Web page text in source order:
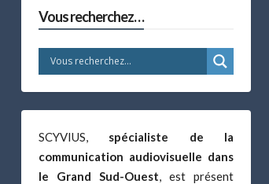
Vous recherchez…
SCYVIUS, spécialiste de la
communication audiovisuelle dans
le Grand Sud-Ouest, est présent